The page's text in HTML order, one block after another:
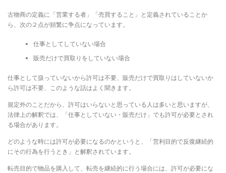
古物商の定義に「営業する者」「売買すること」と定義されていることか
ら、次の２点が頻繁に争点になっています。
仕事としてしていない場合
販売だけで買取りをしていない場合
仕事として扱っていないから許可は不要、販売だけで買取りはしていないか
ら許可は不要、このような話はよく聞きます。
規定外のことだから、許可はいらないと思っている人は多いと思いますが、
法律上の解釈では、「仕事としていない・販売だけ」でも許可が必要とされ
る場合があります。
どのような時には許可が必要になるのかというと、「営利目的で反復継続的
にその行為を行うとき」と解釈されています。
転売目的で物品を購入して、転売を継続的に行う場合には、許可が必要にな